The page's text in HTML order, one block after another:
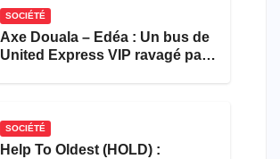
SOCIÉTÉ
Axe Douala – Edéa : Un bus de
United Express VIP ravagé par
SOCIÉTÉ
Help To Oldest (HOLD) :